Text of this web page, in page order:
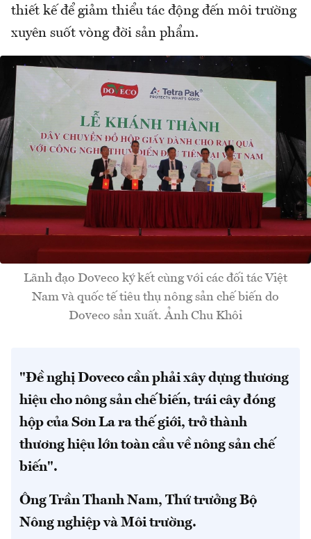
thiết kế để giảm thiểu tác động đến môi trường
xuyên suốt vòng đời sản phẩm.
Lãnh đạo Doveco ký kết cùng với các đối tác Việt
Nam và quốc tế tiêu thụ nông sản chế biến do
Doveco sản xuất. Ảnh Chu Khôi
"Đề nghị Doveco cần phải xây dựng thương
hiệu cho nông sản chế biến, trái cây đóng
hộp của Sơn La ra thế giới, trở thành
thương hiệu lớn toàn cầu về nông sản chế
biến".
Ông Trần Thanh Nam, Thứ trưởng Bộ
Nông nghiệp và Môi trường.